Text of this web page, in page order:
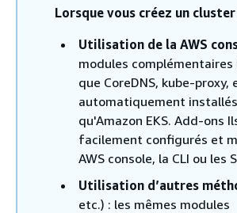
Lorsque vous créez un cluster
Utilisation de la AWS
modules
que CoreDNS, kube-proxy,
automatiquement
qu'Amazon EKS. Add-ons
facilement configurés et
AWS console, la CLI ou les
Utilisation d’autres
etc.) : les mêmes modules